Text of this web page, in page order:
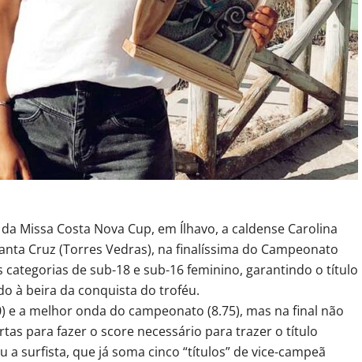
Missa Costa Nova Cup, em Ílhavo, a caldense Carolina
Cruz (Torres Vedras), na finalíssima do Campeonato
categorias de sub-18 e sub-16 feminino, garantindo o título
à beira da conquista do troféu.
e a melhor onda do campeonato (8.75), mas na final não
para fazer o score necessário para trazer o título
a surfista, que já soma cinco “títulos” de vice-campeã